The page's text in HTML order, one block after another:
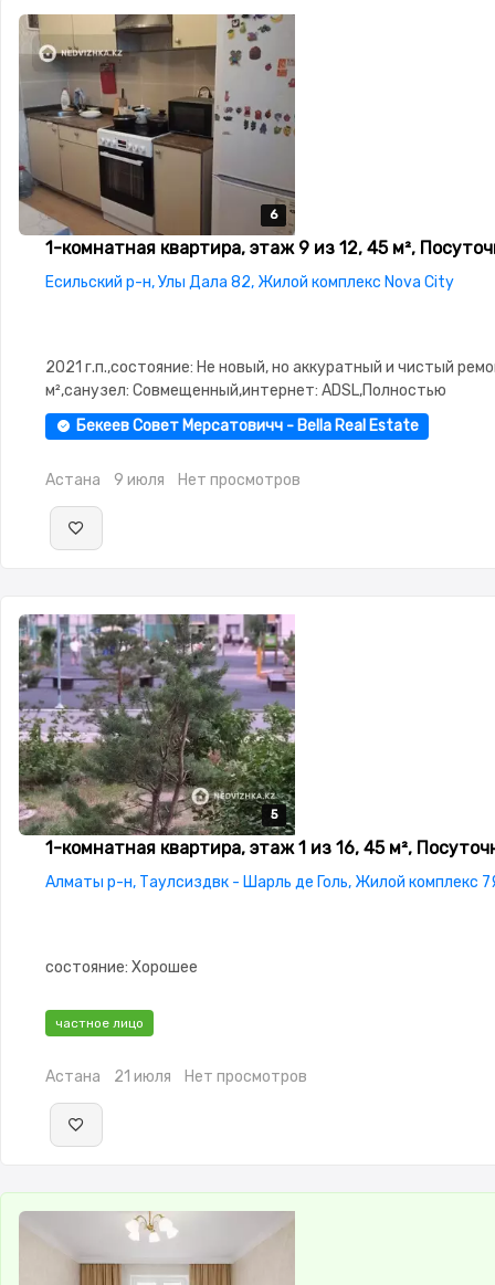
6
6
6
6
6
1-комнатная квартира, этаж 9 из 12, 45 м²,
Есильский р-н, Улы Дала 82, Жилой комплекс Nova City
2021 г.п.,состояние: Не новый, но аккуратный и чистый
м²,санузел: Совмещенный,интернет: ADSL,Полностью
меблирована,Полностью меблирована,паркинг: Рядом
Бекеев Совет Мерсатовичч - Bella Real Estate
Астана 9 июля Нет просмотров
5
5
5
5
5
1-комнатная квартира, этаж 1 из 16, 45 м²,
Алматы р-н, Таулсиздвк - Шарль де Голь, Жилой комплекс
состояние: Хорошее
частное лицо
Астана 21 июля Нет просмотров